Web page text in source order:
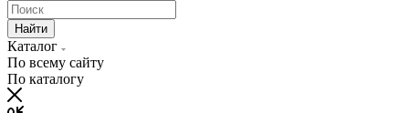
Найти
Каталог
По всему сайту
По каталогу